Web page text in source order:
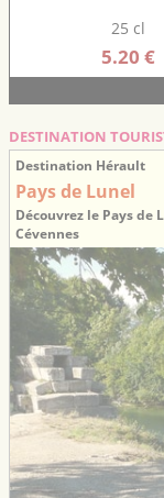
25 cl
5.20 €
DESTINATION
Destination Hérault
Pays de Lunel
Découvrez le Pays
Cévennes